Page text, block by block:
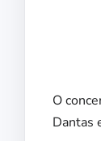
O
Dantas